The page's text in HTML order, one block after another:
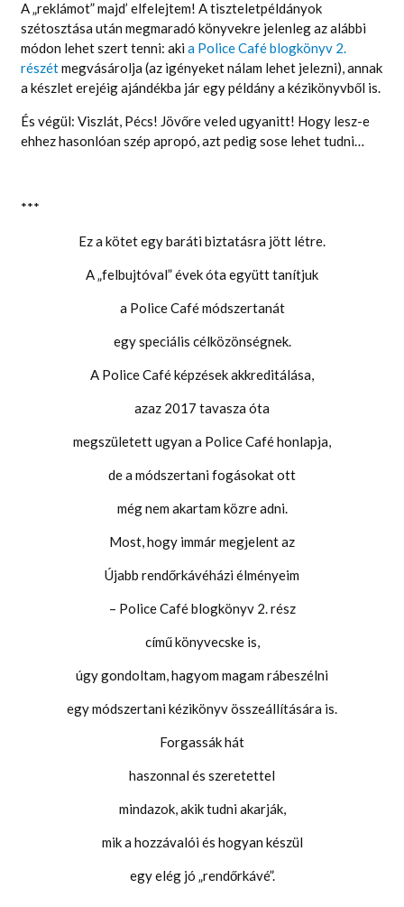
A „reklámot” majd’ elfelejtem! A tiszteletpéldányok
szétosztása után megmaradó könyvekre jelenleg az alábbi
módon lehet szert tenni: aki a Police Café blogkönyv 2.
részétmegvásárolja (az igényeket nálam lehet jelezni), annak
a készlet erejéig ajándékba jár egy példány a kézikönyvből is.
És végül: Viszlát, Pécs! Jövőre veled ugyanitt! Hogy lesz-e
ehhez hasonlóan szép apropó, azt pedig sose lehet tudni…
***
Ez a kötet egy baráti biztatásra jött létre.
A „felbujtóval” évek óta együtt tanítjuk
a Police Café módszertanát
egy speciális célközönségnek.
A Police Café képzések akkreditálása,
azaz 2017 tavasza óta
megszületett ugyan a Police Café honlapja,
de a módszertani fogásokat ott
még nem akartam közre adni.
Most, hogy immár megjelent az
Újabb rendőrkávéházi élményeim
– Police Café blogkönyv 2. rész
című könyvecske is,
úgy gondoltam, hagyom magam rábeszélni
egy módszertani kézikönyv összeállítására is.
Forgassák hát
haszonnal és szeretettel
mindazok, akik tudni akarják,
mik a hozzávalói és hogyan készül
egy elég jó „rendőrkávé”.